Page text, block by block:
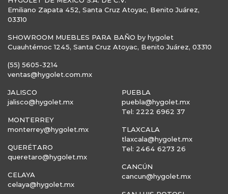
Emiliano Zapata 452, Santa Cruz Atoyac, Benito Juárez,
03310
SHOWROOM MUEBLES PARA BAÑO by hygolet
Cuauhtémoc 1245, Santa Cruz Atoyac, Benito Juárez, 03310
(55) 5605-3214
ventas@hygolet.com.mx
JALISCO
jalisco@hygolet.mx
MONTERREY
monterrey@hygolet.mx
QUERÉTARO
queretaro@hygolet.mx
CELAYA
celaya@hygolet.mx
PUEBLA
puebla@hygolet.mx
Tel: 2222 6962 37
TLAXCALA
tlaxcala@hygolet.mx
Tel: 2464 6273 26
CANCÚN
cancun@hygolet.mx